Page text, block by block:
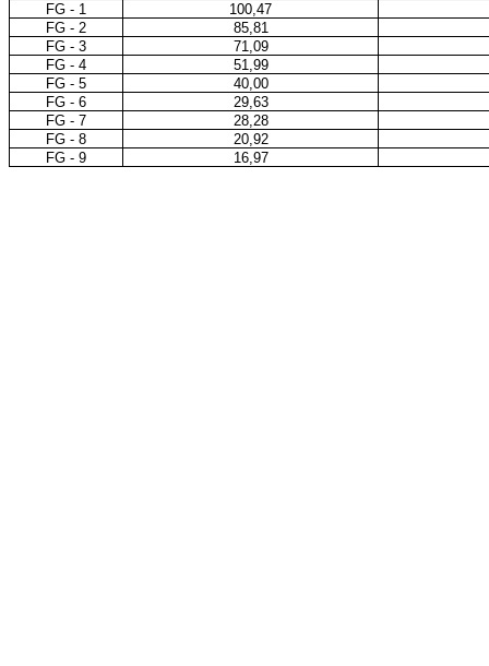
FG - 1
100,47
FG - 2
85,81
FG - 3
71,09
FG - 4
51,99
FG - 5
40,00
FG - 6
29,63
FG - 7
28,28
FG - 8
20,92
FG - 9
16,97